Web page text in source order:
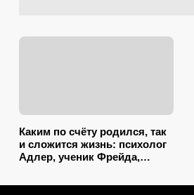
Каким по счёту родился, так
и сложится жизнь: психолог
Адлер, ученик Фрейда,